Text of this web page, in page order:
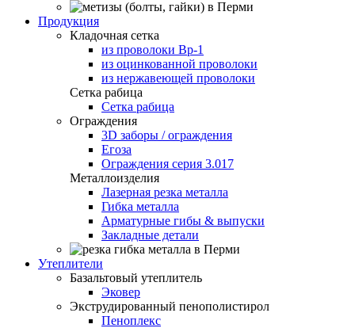
Продукция
Кладочная сетка
из проволоки Вр-1
из оцинкованной проволоки
из нержавеющей проволоки
Сетка рабица
Сетка рабица
Ограждения
3D заборы / ограждения
Егоза
Ограждения серия 3.017
Металлоизделия
Лазерная резка металла
Гибка металла
Арматурные гибы & выпуски
Закладные детали
Утеплители
Базальтовый утеплитель
Эковер
Экструдированный пенополистирол
Пеноплекс